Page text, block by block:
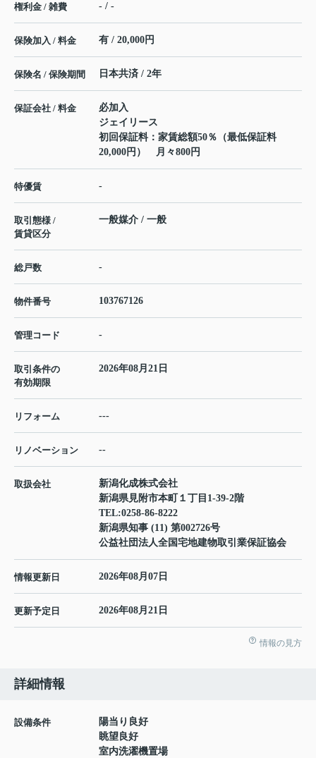
権利金 / 雑費 - / -
保険加入 / 料金 有 / 20,000円
保険名 / 保険期間 日本共済 / 2年
保証会社 / 料金
必加入
ジェイリース
初回保証料：家賃総額50％（最低保証料
20,000円） 月々800円
特優賃 -
取引態様 /
賃貸区分
一般媒介 / 一般
総戸数 -
物件番号 103767126
管理コード -
取引条件の
有効期限
2026年08月21日
リフォーム ---
リノベーション --
取扱会社
新潟化成株式会社
新潟県見附市本町１丁目1-39-2階
TEL:0258-86-8222
新潟県知事 (11) 第002726号
公益社団法人全国宅地建物取引業保証協会
情報更新日 2026年08月07日
更新予定日 2026年08月21日
情報の見方
詳細情報
設備条件
陽当り良好
眺望良好
室内洗濯機置場